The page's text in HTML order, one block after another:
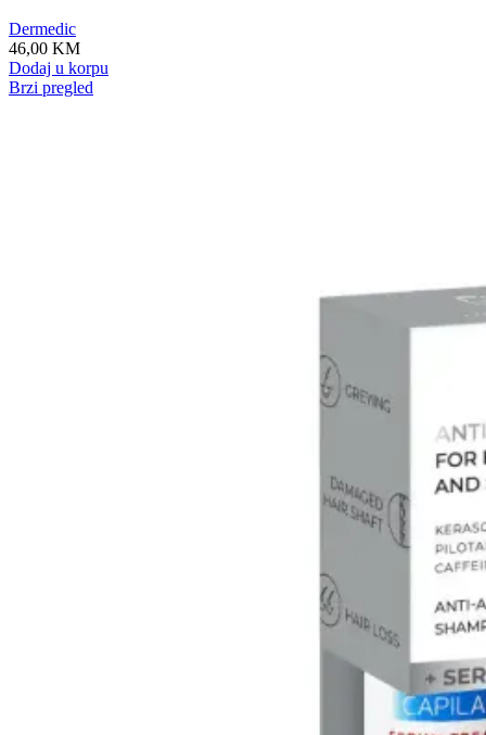
Dermedic
46,00 KM
Dodaj u korpu
Brzi pregled